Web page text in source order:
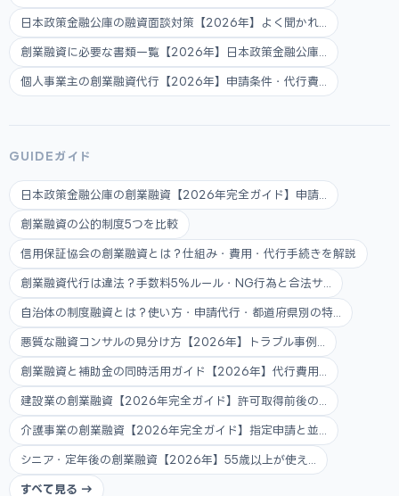
日本政策金融公庫の融資面談対策【2026年】よく聞かれ...
創業融資に必要な書類一覧【2026年】日本政策金融公庫...
個人事業主の創業融資代行【2026年】申請条件・代行費...
GUIDEガイド
日本政策金融公庫の創業融資【2026年完全ガイド】申請...
創業融資の公的制度5つを比較
信用保証協会の創業融資とは？仕組み・費用・代行手続きを解説
創業融資代行は違法？手数料5%ルール・NG行為と合法サ...
自治体の制度融資とは？使い方・申請代行・都道府県別の特...
悪質な融資コンサルの見分け方【2026年】トラブル事例...
創業融資と補助金の同時活用ガイド【2026年】代行費用...
建設業の創業融資【2026年完全ガイド】許可取得前後の...
介護事業の創業融資【2026年完全ガイド】指定申請と並...
シニア・定年後の創業融資【2026年】55歳以上が使え...
すべて見る →